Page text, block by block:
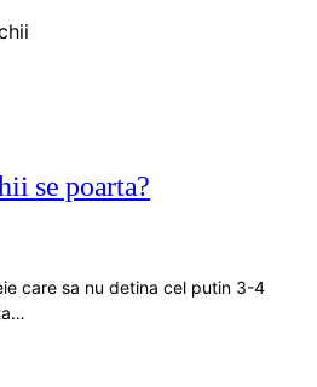
se poarta?
care sa nu detina cel putin 3-4